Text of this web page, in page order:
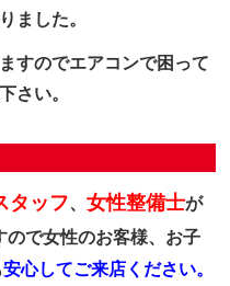
ました。
すのでエアコンで困って
さい。
タッフ、女性整備士が
ので女性のお客様、お子
安心してご来店ください。